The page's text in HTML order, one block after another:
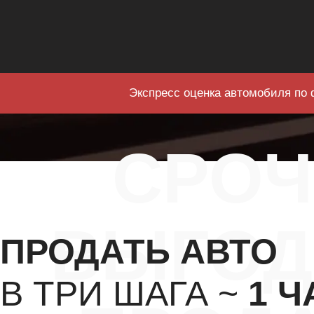
Экспресс оценка автомобиля
ПРОДАТЬ АВТО
В ТРИ ШАГА ~ 1